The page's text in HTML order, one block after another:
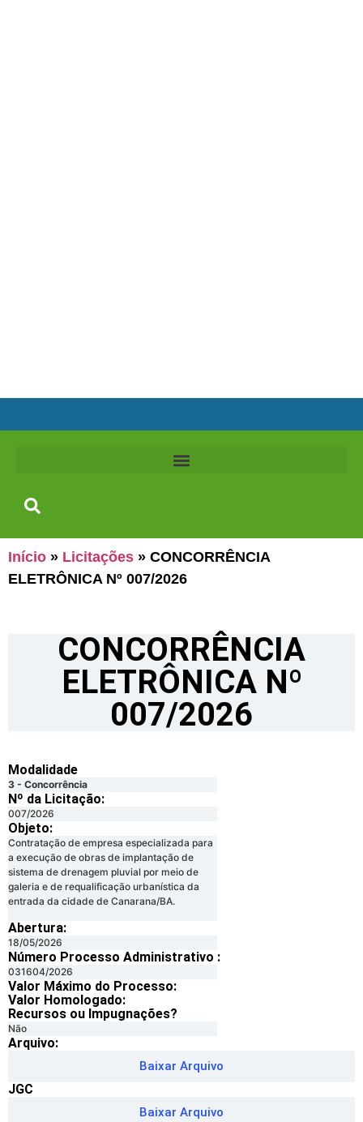
Início » Licitações » CONCORRÊNCIA
ELETRÔNICA Nº 007/2026
CONCORRÊNCIA
ELETRÔNICA Nº
007/2026
Modalidade
3 - Concorrência
Nº da Licitação: ​​
007/2026
Objeto:
Contratação de empresa especializada para
a execução de obras de implantação de
sistema de drenagem pluvial por meio de
galeria e de requalificação urbanística da
entrada da cidade de Canarana/BA.
Abertura:
18/05/2026
Número Processo Administrativo :
031604/2026
Valor Máximo do Processo: ​
Valor Homologado: ​
Recursos ou Impugnações? ​
Não
Arquivo:
Baixar Arquivo
JGC
Baixar Arquivo